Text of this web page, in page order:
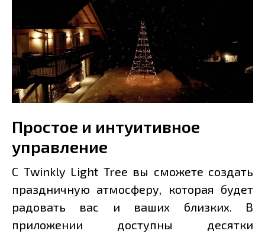
Простое и интуитивное
управление
С Twinkly Light Tree вы сможете создать
праздничную атмосферу, которая будет
радовать вас и ваших близких. В
приложении доступны десятки